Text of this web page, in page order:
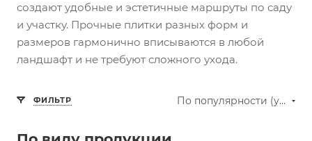
создают удобные и эстетичные маршруты по саду
и участку. Прочные плитки разных форм и
размеров гармонично вписываются в любой
ландшафт и не требуют сложного ухода.
ФИЛЬТР По популярности (убывание)